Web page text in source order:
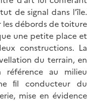
de signal dans l’île.
les débords de toiture
une petite place et
constructions. La
du terrain, en
au milieu
ﬁl conducteur du
mise en évidence